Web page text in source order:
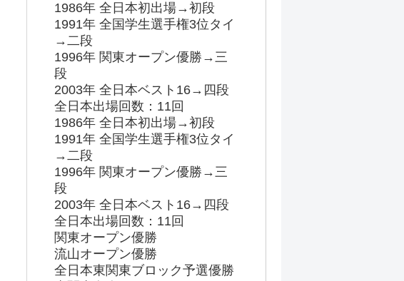
1986年 全日本初出場→初段
1991年 全国学生選手権3位タイ
→二段
1996年 関東オープン優勝→三
段
2003年 全日本ベスト16→四段
全日本出場回数：11回
1986年 全日本初出場→初段
1991年 全国学生選手権3位タイ
→二段
1996年 関東オープン優勝→三
段
2003年 全日本ベスト16→四段
全日本出場回数：11回
関東オープン優勝
流山オープン優勝
全日本東関東ブロック予選優勝